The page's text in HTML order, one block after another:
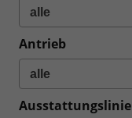
Antrieb
Ausstattungslinie